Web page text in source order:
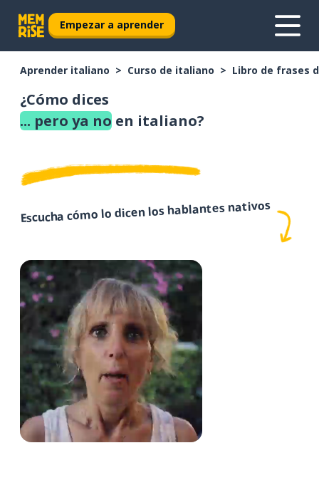
Empezar a aprender
Aprender italiano Curso de italiano Libro de frases
¿Cómo dices
... pero ya no en italiano?
Escucha cómo lo dicen los hablantes nativos